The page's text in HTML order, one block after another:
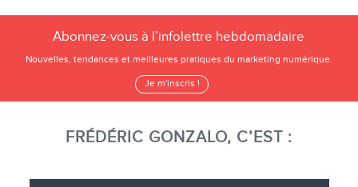
Abonnez-vous à l’infolettre hebdomadaire
Nouvelles, tendances et meilleures pratiques du marketing numérique.
Je m'inscris !
FRÉDÉRIC GONZALO, C’EST :